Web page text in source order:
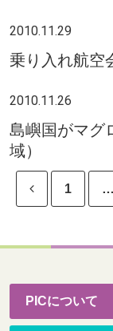
2010.11.29
乗り入れ航空
2010.11.26
島嶼国がマグ
域）
1 …
PICについて